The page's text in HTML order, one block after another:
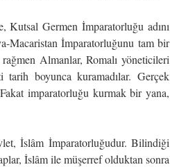
Germen İmparatorluğu adını
Macaristan İmparatorluğunu tam bir
Almanlar, Romalı yöneticileri
boyunca kuramadılar. Gerçek
imparatorluğu kurmak bir yana,
İslâm İmparatorluğudur. Bilindiği
İslâm ile müşerref olduktan sonra